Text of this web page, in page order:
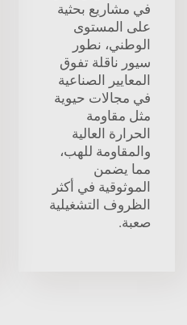
في مشاريع بحثية
على المستوى
الوطني، نطور
سيور ناقلة تفوق
المعايير الصناعية
في مجالات حيوية
مثل مقاومة
الحرارة العالية
والمقاومة للهب،
مما يضمن
الموثوقية في أكثر
الظروف التشغيلية
صعبة.